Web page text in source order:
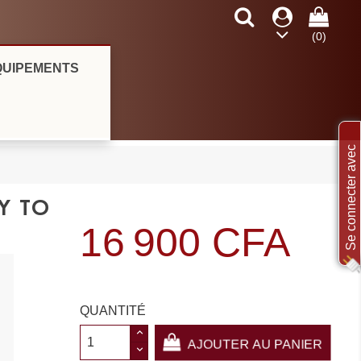
×
×
×
Se connecter avec
(0)
TO
16 900 CFA
QUANTITÉ
AJOUTER AU PANIER